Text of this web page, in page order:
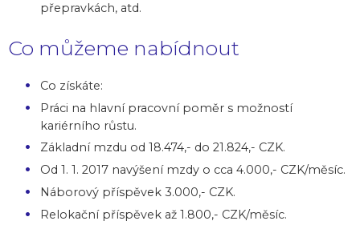
přepravkách, atd.
Co můžeme nabídnout
Co získáte:
Práci na hlavní pracovní poměr s možností
kariérního růstu.
Základní mzdu od 18.474,- do 21.824,- CZK.
Od 1. 1. 2017 navýšení mzdy o cca 4.000,- CZK/měsíc.
Náborový příspěvek 3.000,- CZK.
Relokační příspěvek až 1.800,- CZK/měsíc.